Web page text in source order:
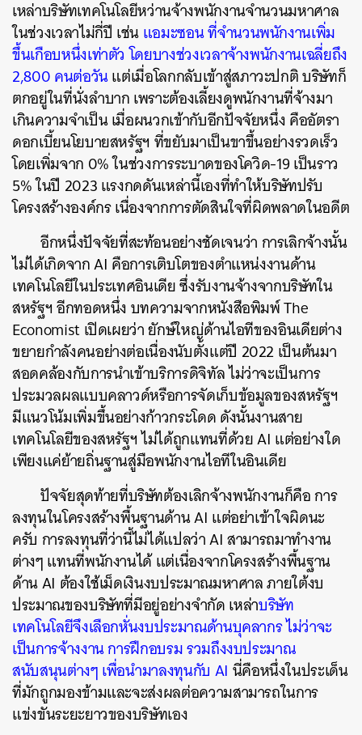
เหล่าบริษัทเทคโนโลยีหว่านจ้างพนักงานจำนวนมหาศาล
ในช่วงเวลาไม่กี่ปี เช่นแอมะซอน ที่จำนวนพนักงานเพิ่ม
ขึ้นเกือบหนึ่งเท่าตัว โดยบางช่วงเวลาจ้างพนักงานเฉลี่ยถึง
2,800 คนต่อวันแต่เมื่อโลกกลับเข้าสู่สภาวะปกติ บริษัทก็
ตกอยู่ในที่นั่งลำบาก เพราะต้องเลี้ยงดูพนักงานที่จ้างมา
เกินความจำเป็น เมื่อผนวกเข้ากับอีกปัจจัยหนึ่ง คืออัตรา
ดอกเบี้ยนโยบายสหรัฐฯ ที่ขยับมาเป็นขาขึ้นอย่างรวดเร็ว
โดยเพิ่มจาก 0% ในช่วงการระบาดของโควิด-19 เป็นราว
5% ในปี 2023 แรงกดดันเหล่านี้เองที่ทำให้บริษัทปรับ
โครงสร้างองค์กร เนื่องจากการตัดสินใจที่ผิดพลาดในอดีต
อีกหนึ่งปัจจัยที่สะท้อนอย่างชัดเจนว่า การเลิกจ้างนั้น
ไม่ได้เกิดจาก AI คือการเติบโตของตำแหน่งงานด้าน
เทคโนโลยีในประเทศอินเดีย ซึ่งรับงานจ้างจากบริษัทใน
สหรัฐฯ อีกทอดหนึ่ง บทความจากหนังสือพิมพ์ The
Economist เปิดเผยว่า ยักษ์ใหญ่ด้านไอทีของอินเดียต่าง
ขยายกำลังคนอย่างต่อเนื่องนับตั้งแต่ปี 2022 เป็นต้นมา
สอดคล้องกับการนำเข้าบริการดิจิทัล ไม่ว่าจะเป็นการ
ประมวลผลแบบคลาวด์หรือการจัดเก็บข้อมูลของสหรัฐฯ
มีแนวโน้มเพิ่มขึ้นอย่างก้าวกระโดด ดังนั้นงานสาย
เทคโนโลยีของสหรัฐฯ ไม่ได้ถูกแทนที่ด้วย AI แต่อย่างใด
เพียงแค่ย้ายถิ่นฐานสู่มือพนักงานไอทีในอินเดีย
ปัจจัยสุดท้ายที่บริษัทต้องเลิกจ้างพนักงานก็คือ การ
ลงทุนในโครงสร้างพื้นฐานด้าน AI แต่อย่าเข้าใจผิดนะ
ครับ การลงทุนที่ว่านี้ไม่ได้แปลว่า AI สามารถมาทำงาน
ต่างๆ แทนที่พนักงานได้ แต่เนื่องจากโครงสร้างพื้นฐาน
ด้าน AI ต้องใช้เม็ดเงินงบประมาณมหาศาล ภายใต้งบ
ประมาณของบริษัทที่มีอยู่อย่างจำกัด เหล่าบริษัท
เทคโนโลยีจึงเลือกหั่นงบประมาณด้านบุคลากร ไม่ว่าจะ
เป็นการจ้างงาน การฝึกอบรม รวมถึงงบประมาณ
สนับสนุนต่างๆ เพื่อนำมาลงทุนกับ AI นี่คือหนึ่งในประเด็น
ที่มักถูกมองข้ามและจะส่งผลต่อความสามารถในการ
แข่งขันระยะยาวของบริษัทเอง